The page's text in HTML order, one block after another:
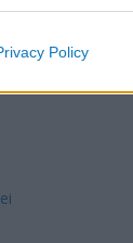
Policy